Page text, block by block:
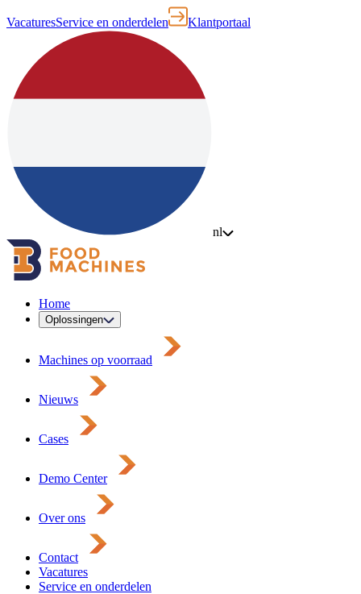
VacaturesService en onderdelen Klantportaal
nl
Home
Oplossingen
Machines op voorraad
Nieuws
Cases
Demo Center
Over ons
Contact
Vacatures
Service en onderdelen